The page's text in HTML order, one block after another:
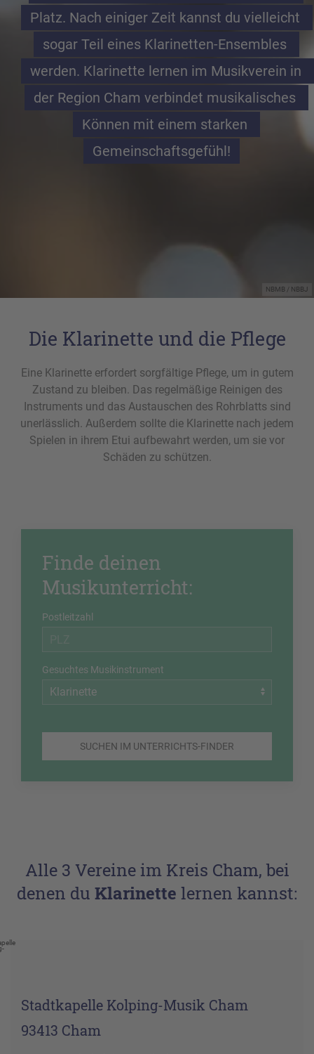
NBMB / NBBJ
Platz. Nach einiger Zeit kannst du vielleicht
sogar Teil eines Klarinetten-Ensembles
werden. Klarinette lernen im Musikverein in
der Region Cham verbindet musikalisches
Können mit einem starken
Gemeinschaftsgefühl!
Die Klarinette und die Pflege
Eine Klarinette erfordert sorgfältige Pflege, um in gutem
Zustand zu bleiben. Das regelmäßige Reinigen des
Instruments und das Austauschen des Rohrblatts sind
unerlässlich. Außerdem sollte die Klarinette nach jedem
Spielen in ihrem Etui aufbewahrt werden, um sie vor
Schäden zu schützen.
Finde deinen
Musikunterricht:
Postleitzahl
Gesuchtes Musikinstrument
SUCHEN IM UNTERRICHTS-FINDER
Alle 3 Vereine im Kreis Cham, bei
denen du Klarinette lernen kannst:
Stadtkapelle Kolping-Musik Cham
93413 Cham